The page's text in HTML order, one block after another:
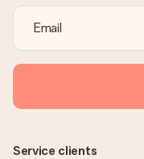
Service clients